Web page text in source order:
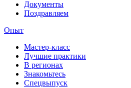
Документы
Поздравляем
Опыт
Мастер-класс
Лучшие практики
В регионах
Знакомьтесь
Спецвыпуск